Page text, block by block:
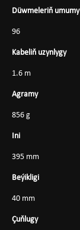
Düwmeleriň umumy
96
Kabeliň uzynlygy
1.6 m
Agramy
856 g
Ini
395 mm
Beýikligi
40 mm
Çuňlugy